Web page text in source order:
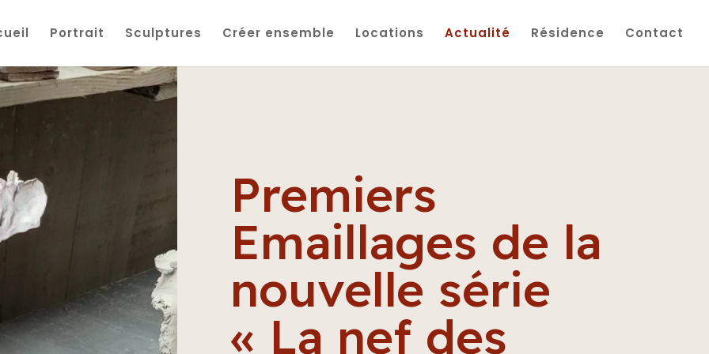
Portrait Sculptures Créer ensemble Locations Actualité Résidence Contact
Premiers
Emaillages de la
nouvelle série
« La nef des